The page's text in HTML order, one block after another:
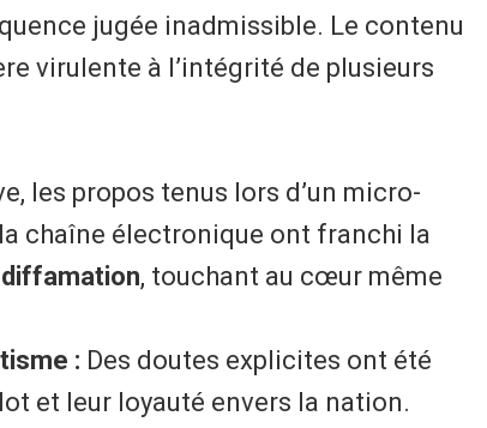
jugée inadmissible. Le contenu
virulente à l’intégrité de plusieurs
les propos tenus lors d’un micro-
chaîne électronique ont franchi la
, touchant au cœur même
: Des doutes explicites ont été
et leur loyauté envers la nation.